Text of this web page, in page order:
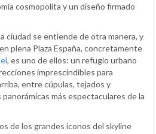
cosmopolita y un diseño firmado
ciudad se entiende de otra manera, y
plena Plaza España, concretamente
, es uno de ellos: un refugio urbano
imprescindibles para
entre cúpulas, tejados y
más espectaculares de la
de los grandes iconos del skyline